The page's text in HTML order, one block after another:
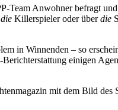
Team Anwohner befragt
die Killerspieler oder überdie
in Winnenden – so
einigen
mit dem Bild des